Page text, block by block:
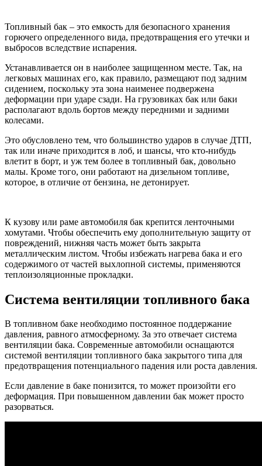
Топливный бак – это емкость для безопасного хранения
горючего определенного вида, предотвращения его утечки и
выбросов вследствие испарения.
Устанавливается он в наиболее защищенном месте. Так, на
легковых машинах его, как правило, размещают под задним
сидением, поскольку эта зона наименее подвержена
деформации при ударе сзади. На грузовиках бак или баки
располагают вдоль бортов между передними и задними
колесами.
Это обусловлено тем, что большинство ударов в случае ДТП,
так или иначе приходится в лоб, и шансы, что кто-нибудь
влетит в борт, и уж тем более в топливный бак, довольно
малы. Кроме того, они работают на дизельном топливе,
которое, в отличие от бензина, не детонирует.
К кузову или раме автомобиля бак крепится ленточными
хомутами. Чтобы обеспечить ему дополнительную защиту от
повреждений, нижняя часть может быть закрыта
металлическим листом. Чтобы избежать нагрева бака и его
содержимого от частей выхлопной системы, применяются
теплоизоляционные прокладки.
Система вентиляции топливного бака
В топливном баке необходимо постоянное поддержание
давления, равного атмосферному. За это отвечает система
вентиляции бака. Современные автомобили оснащаются
системой вентиляции топливного бака закрытого типа для
предотвращения потенциального падения или роста давления.
Если давление в баке понизится, то может произойти его
деформация. При повышенном давлении бак может просто
разорваться.